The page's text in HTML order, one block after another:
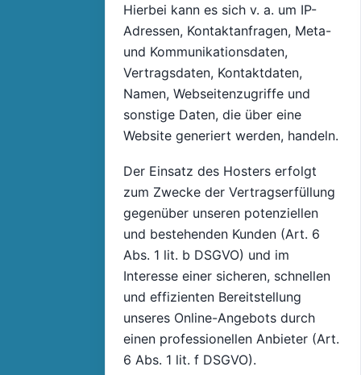
Hierbei kann es sich v. a. um IP-
Adressen, Kontaktanfragen, Meta-
und Kommunikationsdaten,
Vertragsdaten, Kontaktdaten,
Namen, Webseitenzugriffe und
sonstige Daten, die über eine
Website generiert werden, handeln.
Der Einsatz des Hosters erfolgt
zum Zwecke der Vertragserfüllung
gegenüber unseren potenziellen
und bestehenden Kunden (Art. 6
Abs. 1 lit. b DSGVO) und im
Interesse einer sicheren, schnellen
und effizienten Bereitstellung
unseres Online-Angebots durch
einen professionellen Anbieter (Art.
6 Abs. 1 lit. f DSGVO).